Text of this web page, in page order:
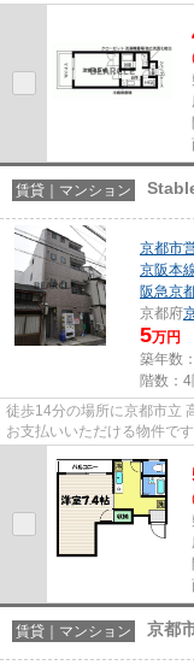
賃貸｜マンション
京都市
京阪本
阪急京
京都府
5万円
築年数
階数：4
徒歩14分の場所に京都市立
お支払いいただける物件で
賃貸｜マンション 京都